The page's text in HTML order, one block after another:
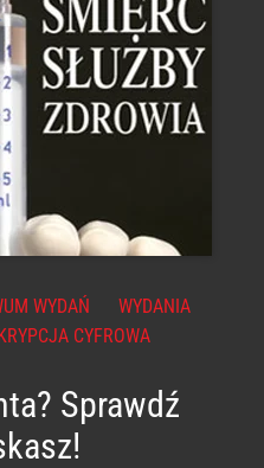
WYDAŃ
WYDANIA
CYFROWA
Sprawdź